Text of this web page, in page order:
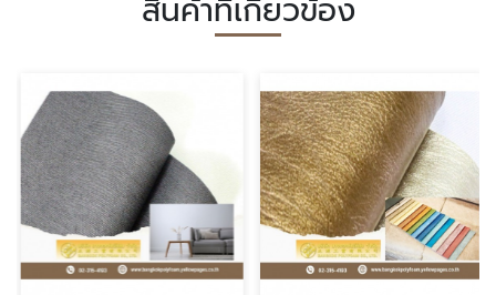
สินค้าที่เกี่ยวข้อง